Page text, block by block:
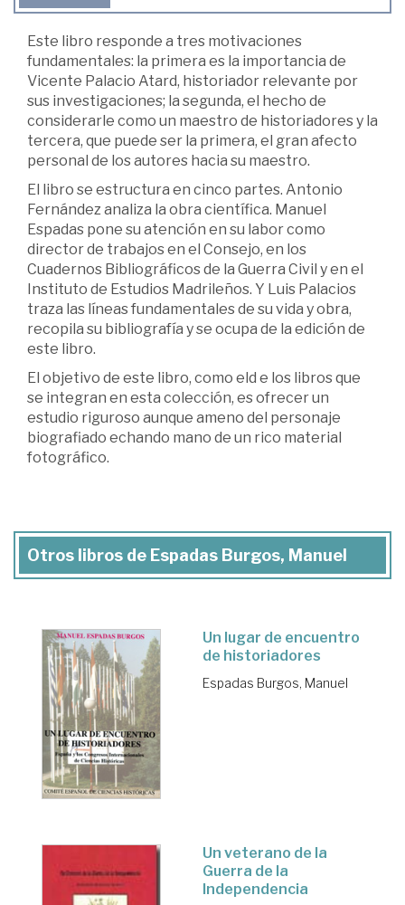
Este libro responde a tres motivaciones
fundamentales: la primera es la importancia de
Vicente Palacio Atard, historiador relevante por
sus investigaciones; la segunda, el hecho de
considerarle como un maestro de historiadores y la
tercera, que puede ser la primera, el gran afecto
personal de los autores hacia su maestro.
El libro se estructura en cinco partes. Antonio
Fernández analiza la obra científica. Manuel
Espadas pone su atención en su labor como
director de trabajos en el Consejo, en los
Cuadernos Bibliográficos de la Guerra Civil y en el
Instituto de Estudios Madrileños. Y Luis Palacios
traza las líneas fundamentales de su vida y obra,
recopila su bibliografía y se ocupa de la edición de
este libro.
El objetivo de este libro, como eld e los libros que
se integran en esta colección, es ofrecer un
estudio riguroso aunque ameno del personaje
biografiado echando mano de un rico material
fotográfico.
Otros libros de Espadas Burgos, Manuel
Un lugar de encuentro
de historiadores
Espadas Burgos, Manuel
Un veterano de la
Guerra de la
Independencia